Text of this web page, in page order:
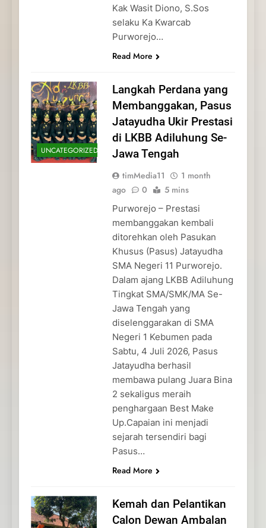
Kak Wasit Diono, S.Sos
selaku Ka Kwarcab
Purworejo…
Read More
UNCATEGORIZED
Langkah Perdana yang
Membanggakan, Pasus
Jatayudha Ukir Prestasi
di LKBB Adiluhung Se-
Jawa Tengah
timMedia11
1 month
ago
0 5 mins
Purworejo – Prestasi
membanggakan kembali
ditorehkan oleh Pasukan
Khusus (Pasus) Jatayudha
SMA Negeri 11 Purworejo.
Dalam ajang LKBB Adiluhung
Tingkat SMA/SMK/MA Se-
Jawa Tengah yang
diselenggarakan di SMA
Negeri 1 Kebumen pada
Sabtu, 4 Juli 2026, Pasus
Jatayudha berhasil
membawa pulang Juara Bina
2 sekaligus meraih
penghargaan Best Make
Up.Capaian ini menjadi
sejarah tersendiri bagi
Pasus…
Read More
Kemah dan Pelantikan
Calon Dewan Ambalan